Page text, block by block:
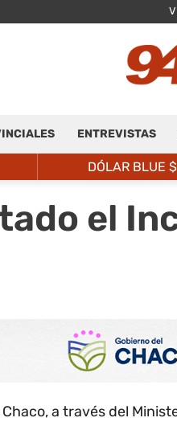
ENTREVISTAS
DÓLAR BLUE $
el
a través del